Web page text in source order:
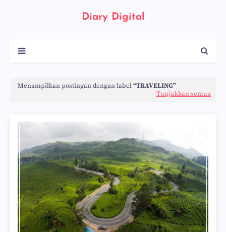
Diary Digital
Menampilkan postingan dengan label TRAVELING
Tunjukkan semua